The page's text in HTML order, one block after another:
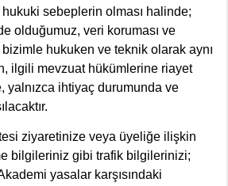
sebeplerin olması halinde;
olduğumuz, veri koruması ve
hukuken ve teknik olarak aynı
ilgili mevzuat hükümlerine riayet
yalnızca ihtiyaç durumunda ve
ziyaretinize veya üyeliğe ilişkin
bilgileriniz gibi trafik bilgilerinizi;
yasalar karşısındaki